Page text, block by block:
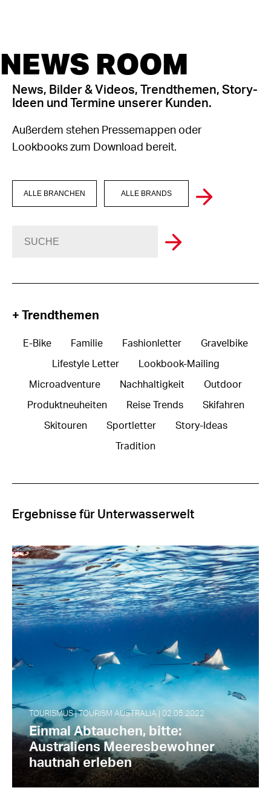
NEWS ROOM
News, Bilder & Videos, Trendthemen, Story-
Ideen und Termine unserer Kunden.
Außerdem stehen Pressemappen oder
Lookbooks zum Download bereit.
ALLE BRANCHEN ALLE BRANDS
+ Trendthemen
E-Bike Familie Fashionletter Gravelbike
Lifestyle Letter Lookbook-Mailing
Microadventure Nachhaltigkeit Outdoor
Produktneuheiten Reise Trends Skifahren
Skitouren Sportletter Story-Ideas
Tradition
Ergebnisse für Unterwasserwelt
TOURISMUS | TOURISM AUSTRALIA | 02.05.2022
Einmal Abtauchen, bitte:
Australiens Meeresbewohner
hautnah erleben